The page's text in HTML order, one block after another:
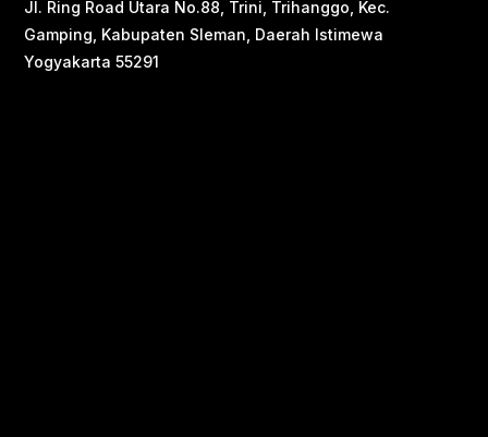
Jl. Ring Road Utara No.88, Trini, Trihanggo, Kec.
Gamping, Kabupaten Sleman, Daerah Istimewa
Yogyakarta 55291